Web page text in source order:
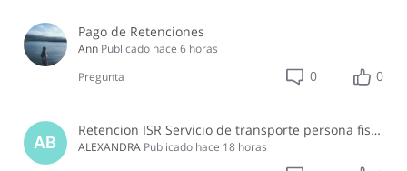
Pago de Retenciones
Ann Publicado hace 6 horas
Pregunta
0 0
AB
Retencion ISR Servicio de transporte persona fisica
ALEXANDRA Publicado hace 18 horas